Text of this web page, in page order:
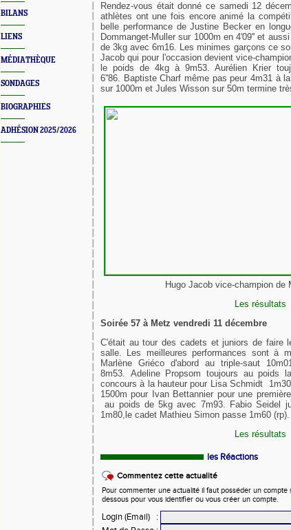
BILANS
LIENS
MÉDIATHÈQUE
SONDAGES
BIOGRAPHIES
ADHÉSION 2025/2026
Rendez-vous était donné ce samedi 12
athlètes ont une fois encore animé la
belle performance de Justine Becker en
Dommanget-Muller sur 1000m en 4'09'' et
de 3kg avec 6m16. Les minimes garçons ce
Jacob qui pour l'occasion devient vice-
le poids de 4kg à 9m53. Aurélien Krier
6''86. Baptiste Charf même pas peur 4m31 à
sur 1000m et Jules Wisson sur 50m termine
Hugo Jacob vice-champion de
Les résultats
Soirée 57 à Metz vendredi 11 décembre
C'était au tour des cadets et juniors de faire
salle.
Les meilleures performances sont à
Marlène Griéco d'abord au triple-saut
8m53. Adeline Propsom toujours au poids
concours à la hauteur pour Lisa Schmidt
1500m pour Ivan Bettannier pour une
au poids de 5kg avec 7m93. Fabio Seidel
1m80,le cadet Mathieu Simon passe 1m60 (rp).
Les résultats
les Réactions
Commentez cette actualité
Pour commenter une actualité il faut posséder un compte
dessous pour vous identifier ou vous créer un compte.
Login (Email)
: